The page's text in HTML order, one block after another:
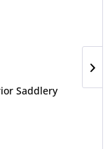
Saddlery